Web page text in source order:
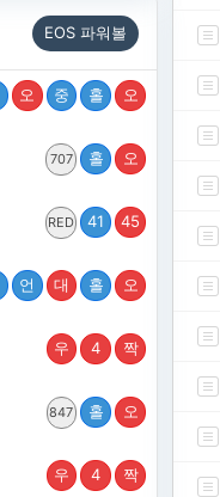
EOS 파워볼
오 중 홀 오
707 홀 오
RED 41 45
언 대 홀 오
우 4 짝
847 홀 오
우 4 짝